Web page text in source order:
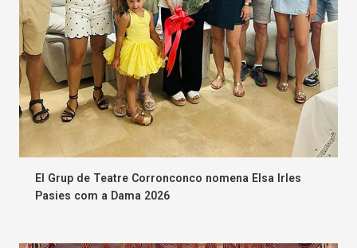
El Grup de Teatre Corronconco nomena Elsa Irles
Pasies com a Dama 2026